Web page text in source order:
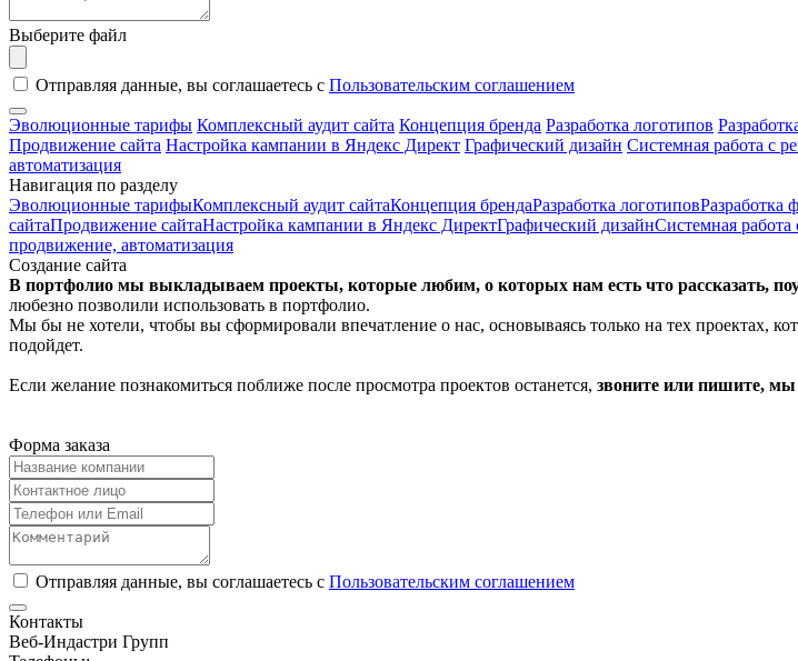
Выберите файл
Отправляя данные, вы соглашаетесь с Пользовательским соглашением
Эволюционные тарифы Комплексный аудит сайта Концепция бренда Разработка логотипов
Продвижение сайта Настройка кампании в Яндекс Директ Графический дизайн Системная работа с
автоматизация
Навигация по разделу
Эволюционные тарифыКомплексный аудит сайтаКонцепция брендаРазработка логотиповРазработка
сайтаПродвижение сайтаНастройка кампании в Яндекс ДиректГрафический дизайнСистемная работа
продвижение, автоматизация
Создание сайта
В портфолио мы выкладываем проекты, которые любим, о которых нам есть что рассказать,
любезно позволили использовать в портфолио.
Мы бы не хотели, чтобы вы сформировали впечатление о нас, основываясь только на тех проектах,
подойдет.
Если желание познакомиться поближе после просмотра проектов останется, звоните или пишите,
Форма заказа
Отправляя данные, вы соглашаетесь с Пользовательским соглашением
Контакты
Веб-Индастри Групп